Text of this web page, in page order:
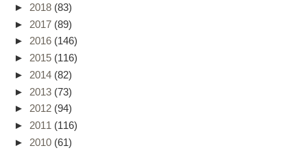
► 2018 (83)
► 2017 (89)
► 2016 (146)
► 2015 (116)
► 2014 (82)
► 2013 (73)
► 2012 (94)
► 2011 (116)
► 2010 (61)